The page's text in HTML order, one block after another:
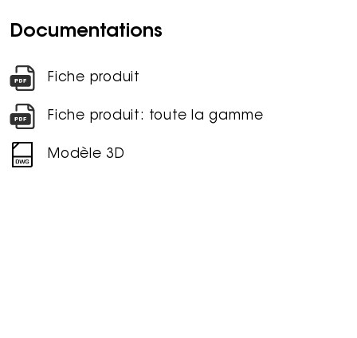
Documentations
Fiche produit
Fiche produit: toute la gamme
Modèle 3D